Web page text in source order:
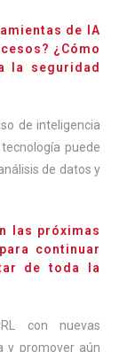
de IA
¿Cómo
la seguridad
de inteligencia
puede
de datos y
las próximas
continuar
de toda la
con nuevas
y promover aún